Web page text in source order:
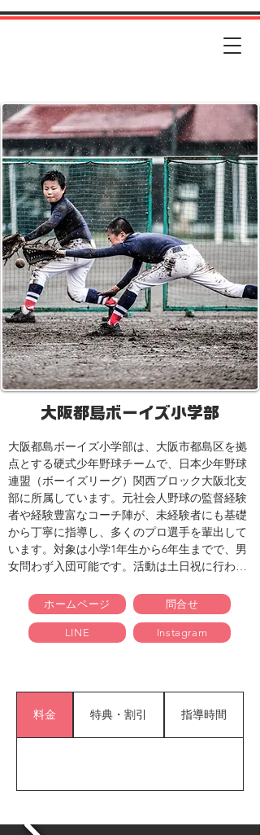
大阪都島ボーイズ小学部
大阪都島ボーイズ小学部は、大阪市都島区を拠
点とする硬式少年野球チームで、日本少年野球
連盟（ボーイズリーグ）関西ブロック大阪北支
部に所属しています。元社会人野球の監督経験
者や経験豊富なコーチ陣が、未経験者にも基礎
から丁寧に指導し、多くのプロ選手を輩出して
います。対象は小学1年生から6年生までで、男
女問わず入団可能です。活動は土日祝に行わ
ホームページ 問合せ
LINE Instagram
料金 特典・割引 指導時間